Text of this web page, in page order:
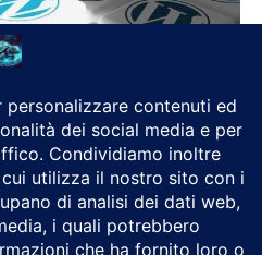
“wp2shell” trovata
La vulnerabilità